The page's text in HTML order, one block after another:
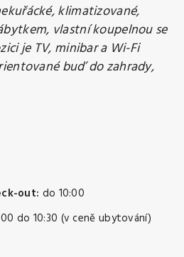
klimatizované,
vlastní koupelnou se
je TV, minibar a Wi-Fi
buď do zahrady,
out: do 10:00
do 10:30 (v ceně ubytování)